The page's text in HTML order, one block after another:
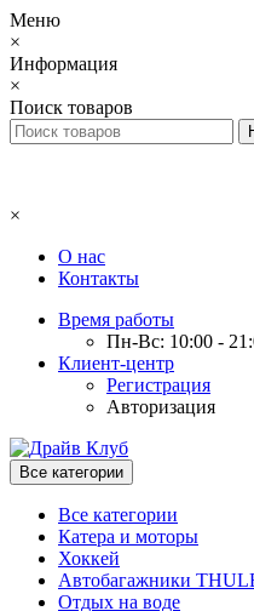
Меню
×
Информация
×
Поиск товаров
×
О нас
Контакты
Время работы
Пн-Вс: 10:00 -
Клиент-центр
Регистрация
Авторизация
Все категории
Все категории
Катера и моторы
Хоккей
Автобагажники
Отдых на воде